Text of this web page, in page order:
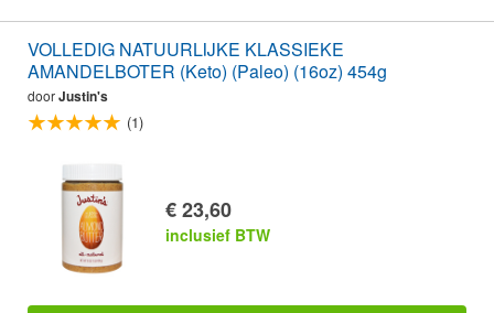
VOLLEDIG NATUURLIJKE KLASSIEKE
AMANDELBOTER (Keto) (Paleo) (16oz) 454g
doorJustin's
(1)
€ 23,60
inclusief BTW